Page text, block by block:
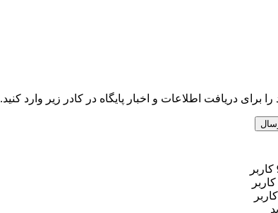
برای دریافت اطلاعات و اخبار پایگاه در کادر زیر وارد کنید.